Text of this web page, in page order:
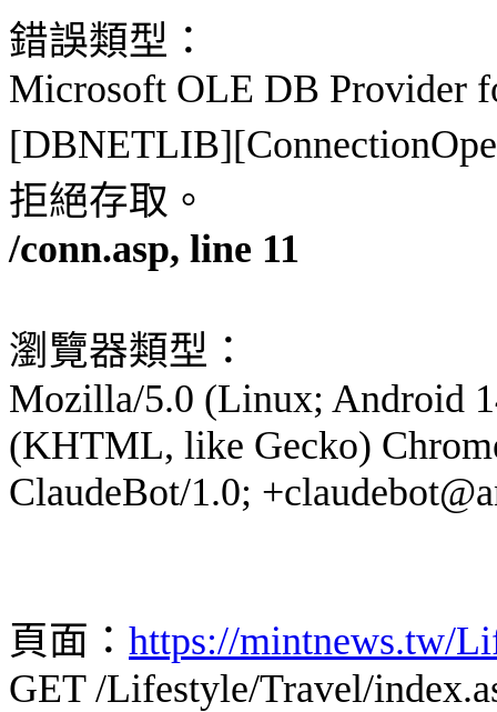
錯誤類型：
Microsoft OLE DB Provider
拒絕存取。
/conn.asp, line 11
瀏覽器類型：
Mozilla/5.0 (Linux; Android
(KHTML, like Gecko)
ClaudeBot/1.0;
頁面： https://mintnews.tw/
GET /Lifestyle/Travel/